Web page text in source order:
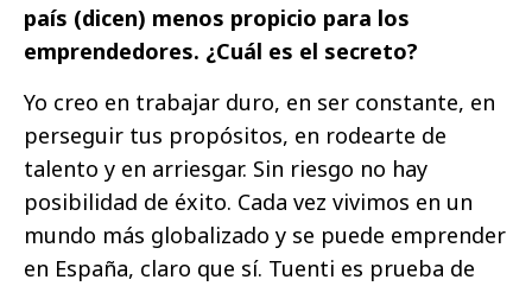
país (dicen) menos propicio para los
emprendedores. ¿Cuál es el secreto?
Yo creo en trabajar duro, en ser constante, en
perseguir tus propósitos, en rodearte de
talento y en arriesgar. Sin riesgo no hay
posibilidad de éxito. Cada vez vivimos en un
mundo más globalizado y se puede emprender
en España, claro que sí. Tuenti es prueba de